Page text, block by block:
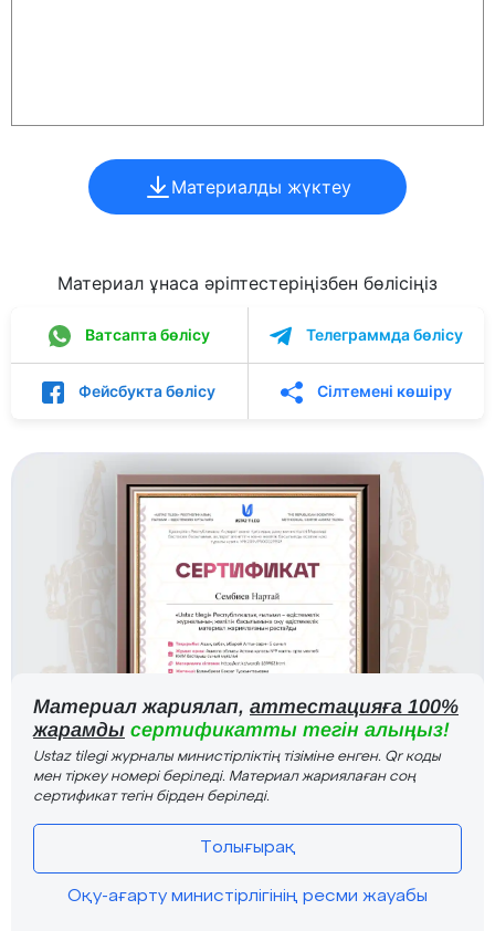
Материалды жүктеу
Материал ұнаса әріптестеріңізбен бөлісіңіз
Ватсапта бөлісу Телеграммда бөлісу
Фейсбукта бөлісу Сілтемені көшіру
Материал жариялап, аттестацияға 100%
жарамды сертификатты тегін алыңыз!
Ustaz tilegi журналы министірліктің тізіміне енген. Qr коды
мен тіркеу номері беріледі. Материал жариялаған соң
сертификат тегін бірден беріледі.
Толығырақ
Оқу-ағарту министірлігінің ресми жауабы